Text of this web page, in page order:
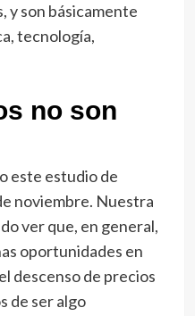
y son básicamente
tecnología,
no son
este estudio de
noviembre. Nuestra
ver que, en general,
oportunidades en
descenso de precios
de ser algo